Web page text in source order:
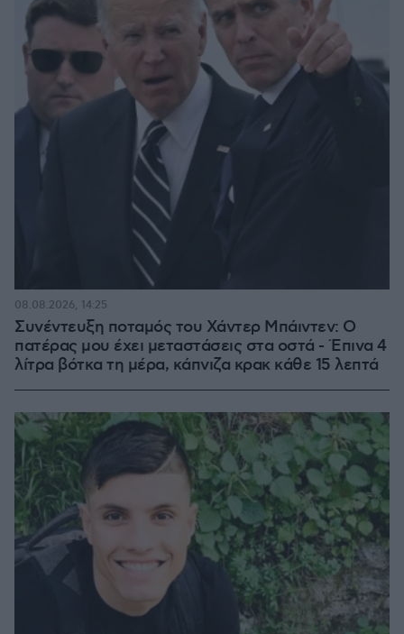
Συνέντευξη ποταμός του Χάντερ Μπάιντεν: Ο
πατέρας μου έχει μεταστάσεις στα οστά - Έπινα 4
λίτρα βότκα τη μέρα, κάπνιζα κρακ κάθε 15 λεπτά
08.08.2026, 14:25